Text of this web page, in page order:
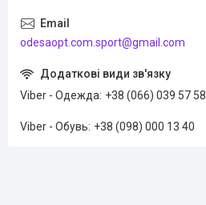
odesaopt.com.sport@gmail.com
Viber - Одежда +38 (066) 039 57 58
Viber - Обувь +38 (098) 000 13 40